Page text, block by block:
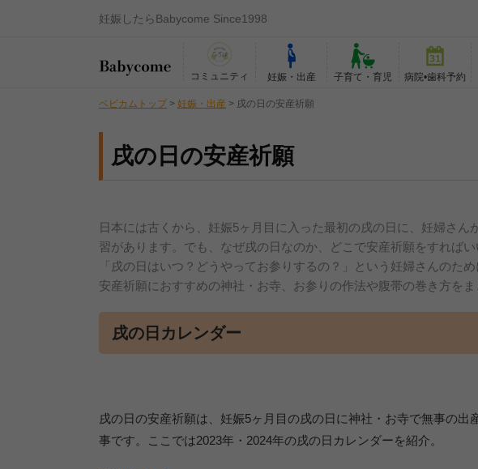
妊娠したらBabycome Since1998
コミュニティ 妊娠・出産 子育て・育児 病院•歯科予約
ベビカムトップ > 妊娠・出産 > 戌の日の安産祈願
戌の日の安産祈願
日本には古くから、妊娠5ヶ月目に入った最初の戌の日に、妊婦さ
習があります。でも、なぜ戌の日なのか、どこで安産祈願をすれば
「戌の日はいつ？どうやってお参りするの？」という妊婦さんのた
安産祈願におすすめの神社・お寺、お参りの作法や腹帯の巻き方をま
戌の日カレンダー
戌の日の安産祈願は、妊娠5ヶ月目の戌の日に神社・お寺で無事の出
事です。ここでは2023年・2024年の戌の日カレンダーを紹介。